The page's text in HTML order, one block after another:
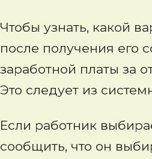
Чтобы узнать, какой
после получения его
заработной платы за
Это следует из
Если работник
сообщить, что он